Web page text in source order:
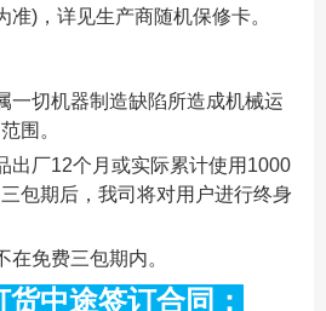
)，详见生产商随机保修卡。
一切机器制造缺陷所造成机械运
围。
出厂12个月或实际累计使用1000
包期后，我司将对用户进行终身
免费三包期内。
中途签订合同：